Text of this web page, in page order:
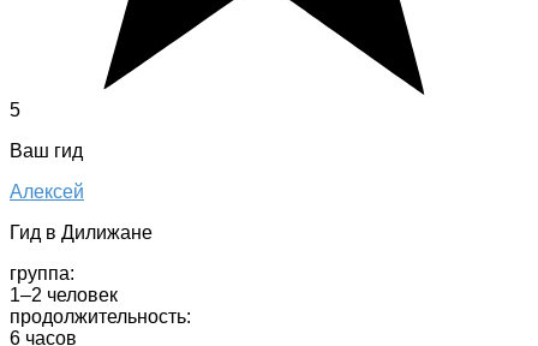
5
Ваш гид
Алексей
Гид в Дилижане
группа:
1–2 человек
продолжительность:
6 часов